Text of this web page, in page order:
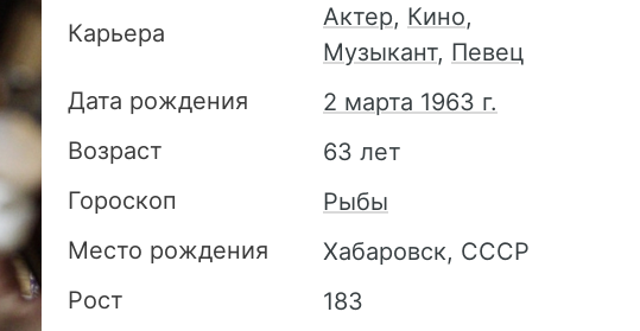
Карьера
Актер, Кино,
Музыкант, Певец
Дата рождения
2 марта 1963 г.
Возраст
63 лет
Гороскоп
Рыбы
Место рождения
Хабаровск, СССР
Рост
183